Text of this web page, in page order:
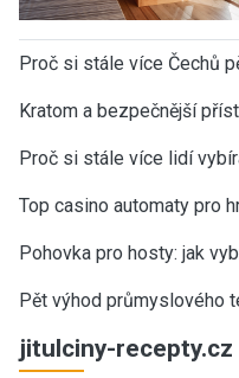
Proč si stále více Čechů
Kratom a bezpečnější
Proč si stále více lidí
Top casino automaty pro
Pohovka pro hosty: jak
Pět výhod průmyslového
jitulciny-recepty.cz